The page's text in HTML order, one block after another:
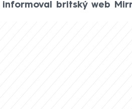
britský web